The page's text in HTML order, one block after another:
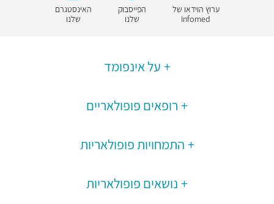
ערוץ הוידאו של
Infomed
הפייסבוק
שלנו
האינסטגרם
שלנו
על אינפומד
רופאים פופולאריים
התמחויות פופולאריות
נושאים פופולאריות